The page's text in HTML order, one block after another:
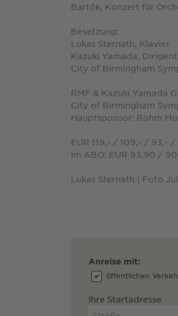
Bartók, Konzert für
Besetzung:
Lukas Sternath, Klavier
Kazuki Yamada, Dirigent
City of Birmingham
RMF & Kazuki Yamada
City of Birmingham
Hauptsponsor: Rohm
EUR 119,- / 109,- / 93,-
Im ABO: EUR 93,90 /
Lukas Sternath | Foto
Anreise mit:
öffentlichen
Ihre Startadresse